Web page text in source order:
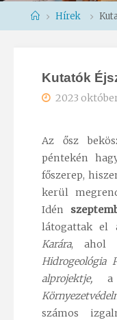
HomeHírek
Kutatók
2023
Az ősz
péntekén
főszerep,
kerül
Idén
látogattak el
Karára, ahol
Hidrogeológia
alprojektje,
számos